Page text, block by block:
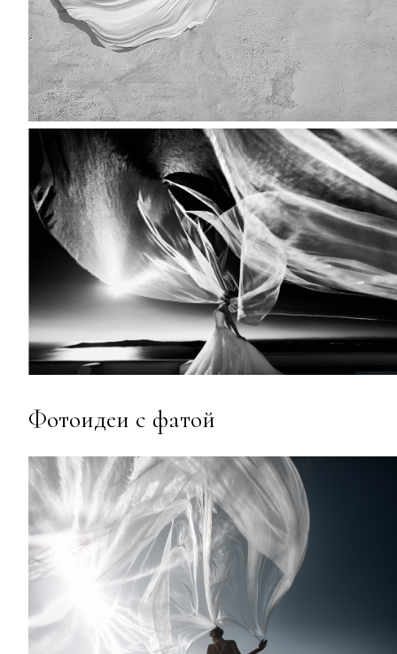
Фотоидеи с фатой